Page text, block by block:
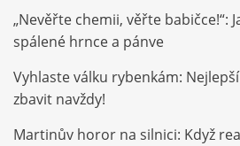
„Nevěřte chemii, věřte babičce!“:
spálené hrnce a pánve
Vyhlaste válku rybenkám:
zbavit navždy!
Martinův horor na silnici: Když